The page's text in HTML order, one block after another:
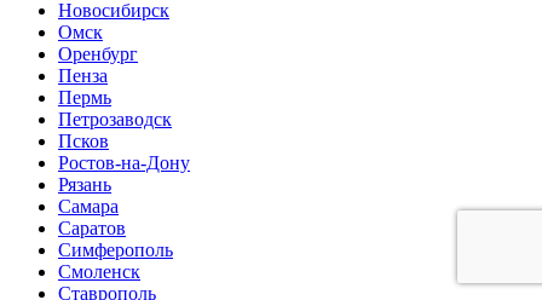
Новосибирск
Омск
Оренбург
Пенза
Пермь
Петрозаводск
Псков
Ростов-на-Дону
Рязань
Самара
Саратов
Симферополь
Смоленск
Ставрополь